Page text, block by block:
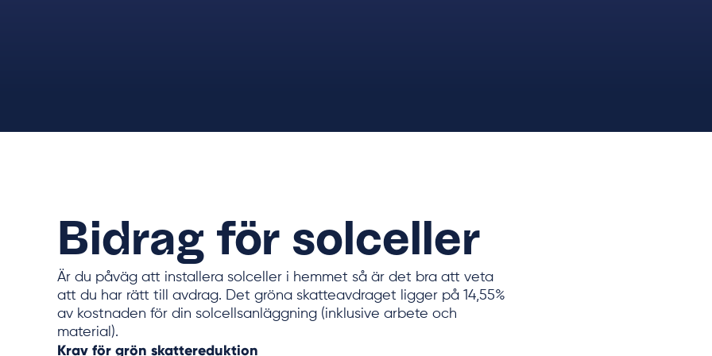
Bidrag för solceller
Är du påväg att installera solceller i hemmet så är det bra att veta
att du har rätt till avdrag. Det gröna skatteavdraget ligger på 14,55%
av kostnaden för din solcellsanläggning (inklusive arbete och
material).
Krav för grön skattereduktion